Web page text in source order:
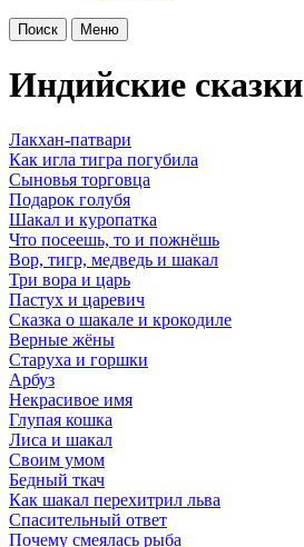
Поиск Меню
Индийские сказки
Лакхан-патвари
Как игла тигра погубила
Сыновья торговца
Подарок голубя
Шакал и куропатка
Что посеешь, то и пожнёшь
Вор, тигр, медведь и шакал
Три вора и царь
Пастух и царевич
Сказка о шакале и крокодиле
Верные жёны
Старуха и горшки
Арбуз
Некрасивое имя
Глупая кошка
Лиса и шакал
Своим умом
Бедный ткач
Как шакал перехитрил льва
Спасительный ответ
Почему смеялась рыба